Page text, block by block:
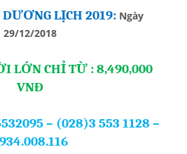
DƯƠNG LỊCH 2019:Ngày
29/12/2018
LỚN CHỈ TỪ : 8,490,000
VNĐ
– (028)3 553 1128 –